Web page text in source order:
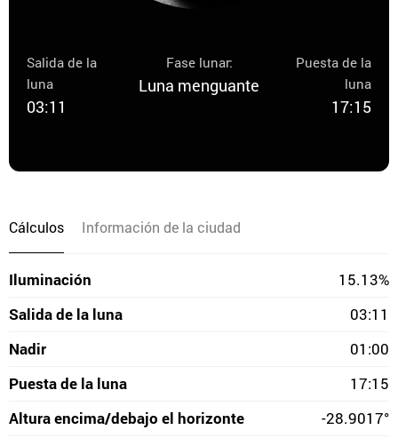
Salida de la
luna
03:11
Fase lunar:
Luna menguante
Puesta de la
luna
17:15
Cálculos Información de la ciudad
Iluminación
15.13%
Salida de la luna
03:11
Nadir
01:00
Puesta de la luna
17:15
Altura encima/debajo el horizonte
-28.9017°